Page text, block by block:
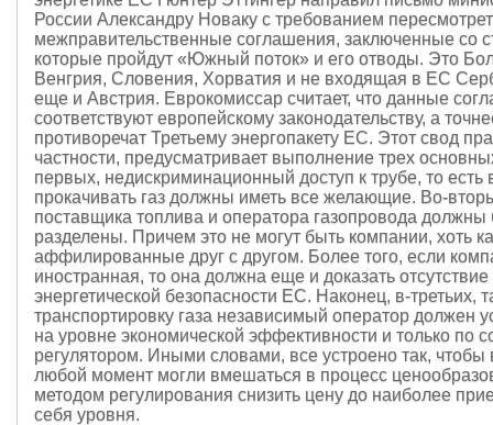
России Александру Новаку с требованием
межправительственные соглашения, заключенные со
которые пройдут «Южный поток» и его отводы. Это
Венгрия, Словения, Хорватия и не входящая в ЕС
еще и Австрия. Еврокомиссар считает, что данные
соответствуют европейскому законодательству, а
противоречат Третьему энергопакету ЕС. Этот свод
частности, предусматривает выполнение трех
первых, недискриминационный доступ к трубе, то есть
прокачивать газ должны иметь все желающие. Во-
поставщика топлива и оператора газопровода должны
разделены. Причем это не могут быть компании, хоть
аффилированные друг с другом. Более того, если
иностранная, то она должна еще и доказать отсутствие
энергетической безопасности ЕС. Наконец, в-третьих,
транспортировку газа независимый оператор должен
на уровне экономической эффективности и только по
регулятором. Иными словами, все устроено так, чтобы
любой момент могли вмешаться в процесс
методом регулирования снизить цену до наиболее
себя уровня.